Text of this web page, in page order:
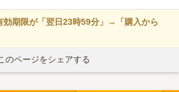
効期限が「翌日23時59分」→「購入から
のページをシェアする